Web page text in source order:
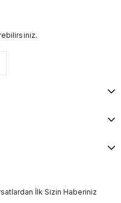
İlk Sizin Haberiniz